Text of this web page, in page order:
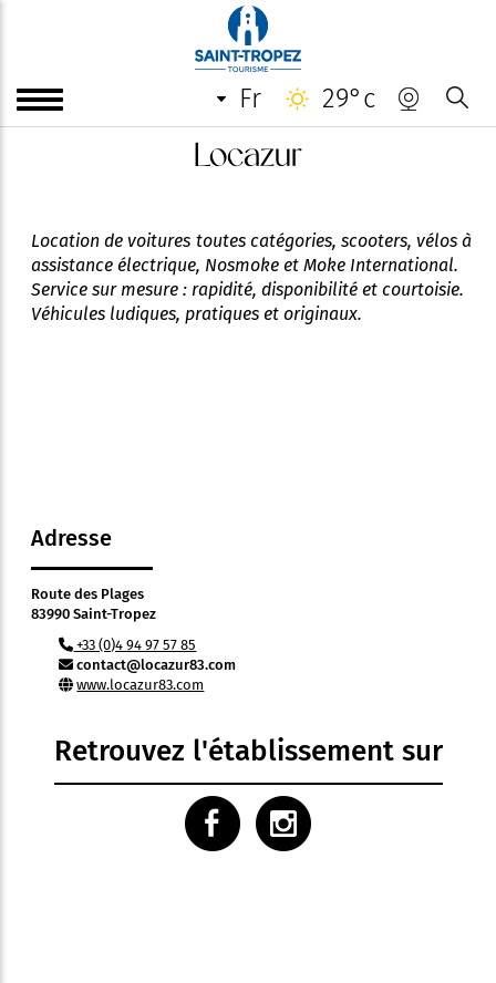
fr 29°c
Locazur
Location de voitures toutes catégories, scooters, vélos à
assistance électrique, Nosmoke et Moke International.
Service sur mesure : rapidité, disponibilité et courtoisie.
Véhicules ludiques, pratiques et originaux.
Adresse
Route des Plages
83990 Saint-Tropez
+33 (0)4 94 97 57 85
contact@locazur83.com
www.locazur83.com
Retrouvez l'établissement sur